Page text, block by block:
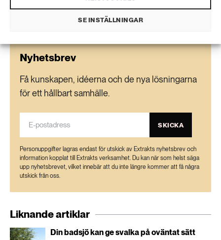
SE INSTÄLLNINGAR
Nyhetsbrev
Få kunskapen, idéerna och de nya lösningarna
för ett hållbart samhälle.
SKICKA
Personuppgifter lagras endast för utskick av Extrakts nyhetsbrev och
information kopplat till Extrakts verksamhet. Du kan när som helst säga
upp nyhetsbrevet, vilket innebär att du inte längre kommer att få några
utskick från oss.
Liknande artiklar
Din badsjö kan ge svalka på oväntat sätt